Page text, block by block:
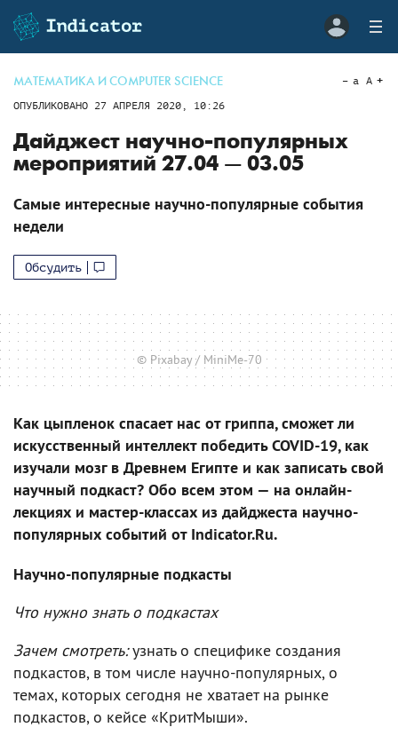
МАТЕМАТИКА И COMPUTER SCIENCE
ОПУБЛИКОВАНО 27 АПРЕЛЯ 2020, 10:26
a A
Дайджест научно-популярных
мероприятий 27.04 — 03.05
Самые интересные научно-популярные события
недели
Обсудить
© Pixabay / MiniMe-70
Как цыпленок спасает нас от гриппа, сможет ли
искусственный интеллект победить COVID-19, как
изучали мозг в Древнем Египте и как записать свой
научный подкаст? Обо всем этом — на онлайн-
лекциях и мастер-классах из дайджеста научно-
популярных событий от Indicator.Ru.
Научно-популярные подкасты
Что нужно знать о подкастах
Зачем смотреть:узнать о специфике создания
подкастов, в том числе научно-популярных, о
темах, которых сегодня не хватает на рынке
подкастов, о кейсе «КритМыши».